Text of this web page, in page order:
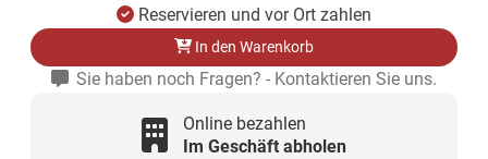
Reservieren und vor Ort zahlen
In den Warenkorb
Sie haben noch Fragen? - Kontaktieren Sie uns.
Online bezahlen
Im Geschäft abholen